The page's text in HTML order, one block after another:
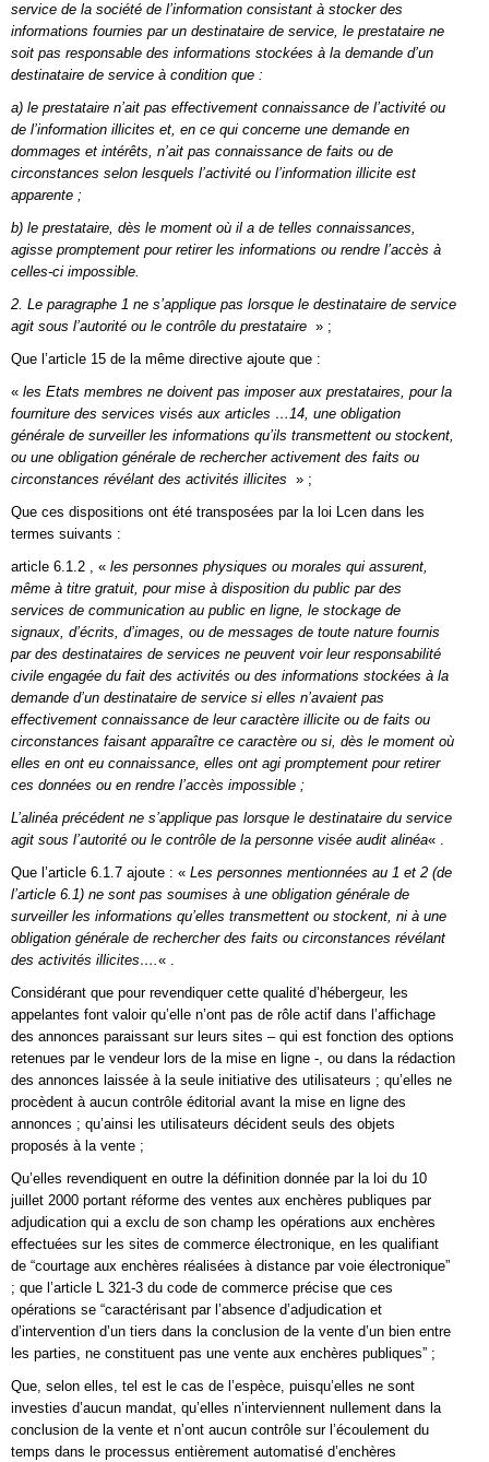
service de la société de l’information consistant à stocker des
informations fournies par un destinataire de service, le prestataire ne
soit pas responsable des informations stockées à la demande d’un
destinataire de service à condition que :
a) le prestataire n’ait pas effectivement connaissance de l’activité ou
de l’information illicites et, en ce qui concerne une demande en
dommages et intérêts, n’ait pas connaissance de faits ou de
circonstances selon lesquels l’activité ou l’information illicite est
apparente ;
b) le prestataire, dès le moment où il a de telles connaissances,
agisse promptement pour retirer les informations ou rendre l’accès à
celles-ci impossible.
2. Le paragraphe 1 ne s’applique pas lorsque le destinataire de service
agit sous l’autorité ou le contrôle du prestataire » ;
Que l’article 15 de la même directive ajoute que :
« les Etats membres ne doivent pas imposer aux prestataires, pour la
fourniture des services visés aux articles …14, une obligation
générale de surveiller les informations qu’ils transmettent ou stockent,
ou une obligation générale de rechercher activement des faits ou
circonstances révélant des activités illicites » ;
Que ces dispositions ont été transposées par la loi Lcen dans les
termes suivants :
article 6.1.2 , « les personnes physiques ou morales qui assurent,
même à titre gratuit, pour mise à disposition du public par des
services de communication au public en ligne, le stockage de
signaux, d’écrits, d’images, ou de messages de toute nature fournis
par des destinataires de services ne peuvent voir leur responsabilité
civile engagée du fait des activités ou des informations stockées à la
demande d’un destinataire de service si elles n’avaient pas
effectivement connaissance de leur caractère illicite ou de faits ou
circonstances faisant apparaître ce caractère ou si, dès le moment où
elles en ont eu connaissance, elles ont agi promptement pour retirer
ces données ou en rendre l’accès impossible ;
L’alinéa précédent ne s’applique pas lorsque le destinataire du service
agit sous l’autorité ou le contrôle de la personne visée audit alinéa« .
Que l’article 6.1.7 ajoute : « Les personnes mentionnées au 1 et 2 (de
l’article 6.1) ne sont pas soumises à une obligation générale de
surveiller les informations qu’elles transmettent ou stockent, ni à une
obligation générale de rechercher des faits ou circonstances révélant
des activités illicites….« .
Considérant que pour revendiquer cette qualité d’hébergeur, les
appelantes font valoir qu’elle n’ont pas de rôle actif dans l’affichage
des annonces paraissant sur leurs sites – qui est fonction des options
retenues par le vendeur lors de la mise en ligne -, ou dans la rédaction
des annonces laissée à la seule initiative des utilisateurs ; qu’elles ne
procèdent à aucun contrôle éditorial avant la mise en ligne des
annonces ; qu’ainsi les utilisateurs décident seuls des objets
proposés à la vente ;
Qu’elles revendiquent en outre la définition donnée par la loi du 10
juillet 2000 portant réforme des ventes aux enchères publiques par
adjudication qui a exclu de son champ les opérations aux enchères
effectuées sur les sites de commerce électronique, en les qualifiant
de “courtage aux enchères réalisées à distance par voie électronique”
; que l’article L 321-3 du code de commerce précise que ces
opérations se “caractérisant par l’absence d’adjudication et
d’intervention d’un tiers dans la conclusion de la vente d’un bien entre
les parties, ne constituent pas une vente aux enchères publiques” ;
Que, selon elles, tel est le cas de l’espèce, puisqu’elles ne sont
investies d’aucun mandat, qu’elles n’interviennent nullement dans la
conclusion de la vente et n’ont aucun contrôle sur l’écoulement du
temps dans le processus entièrement automatisé d’enchères